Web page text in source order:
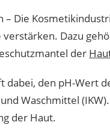
– Die
verstärken. Dazu
der
dabei, den pH-Wert
Waschmittel
der Haut.